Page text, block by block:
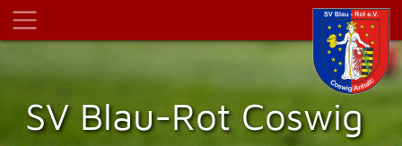
SV Blau-Rot Coswig